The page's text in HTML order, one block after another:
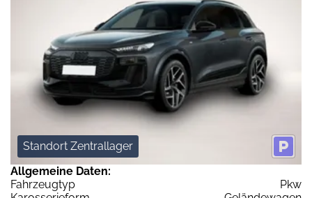
Standort Zentrallager
Allgemeine Daten:
Fahrzeugtyp
Pkw